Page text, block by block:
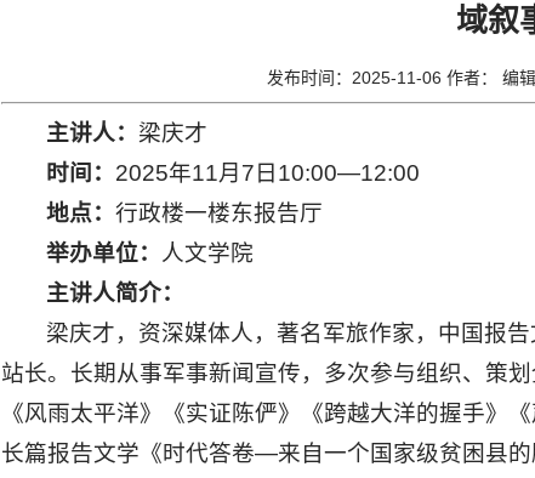
域叙
发布时间：2025-11-06 作者： 编
主讲人： 梁庆才
时间： 2025年11月7日10:00—12:00
地点：行政楼一楼东报告厅
举办单位： 人文学院
主讲人简介：
梁庆才，资深媒体人，著名军旅作家，中国报
站长。长期从事军事新闻宣传，多次参与组织、策
《风雨太平洋》《实证陈俨》《跨越大洋的握手》
长篇报告文学《时代答卷—来自一个国家级贫困县